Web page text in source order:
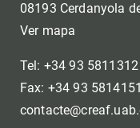
08193 Cerdanyola
Ver mapa
Tel: +34 93 5811312
Fax: +34 93 5814151